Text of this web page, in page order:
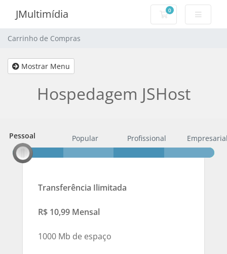
JMultimídia 0
Carrinho de
Carrinho de Compras
Mostrar Menu
Hospedagem JSHost
Pessoal
Pessoal Popular Profissional
Transferência Ilimitada
R$ 10,99 Mensal
1000 Mb de espaço